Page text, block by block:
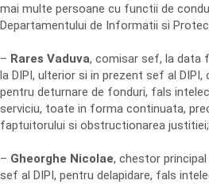
mai multe persoane cu functii de
Departamentului de Informatii si
– Rares Vaduva, comisar sef, la data
la DIPI, ulterior si in prezent sef al
pentru deturnare de fonduri, fals
serviciu, toate in forma continuata,
faptuitorului si obstructionarea justitiei;
– Gheorghe Nicolae, chestor
sef al DIPI, pentru delapidare, fals